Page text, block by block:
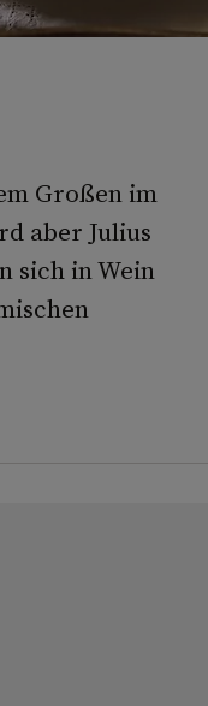
Großen im
aber Julius
sich in Wein